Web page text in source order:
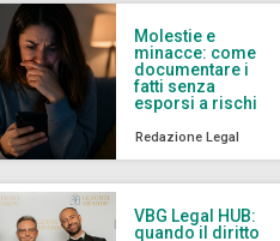
Molestie e
minacce: come
documentare i
fatti senza
esporsi a rischi
Redazione Legal
VBG Legal HUB:
quando il diritto